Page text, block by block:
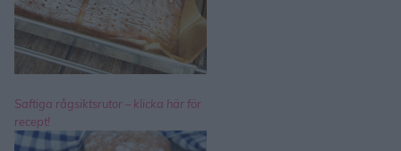
Saftiga rågsiktsrutor – klicka här för
recept!